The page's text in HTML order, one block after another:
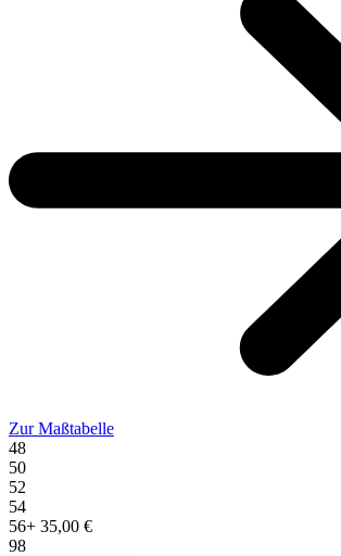
Zur Maßtabelle
48
50
52
54
56+ 35,00 €
98